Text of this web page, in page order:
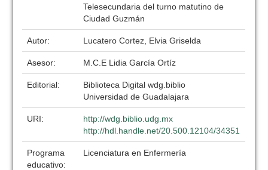
Telesecundaria del turno matutino de
Ciudad Guzmán
Autor: Lucatero Cortez, Elvia Griselda
Asesor: M.C.E Lidia García Ortíz
Editorial:
Biblioteca Digital wdg.biblio
Universidad de Guadalajara
URI:
http://wdg.biblio.udg.mx
http://hdl.handle.net/20.500.12104/34351
Programa
educativo:
Licenciatura en Enfermería